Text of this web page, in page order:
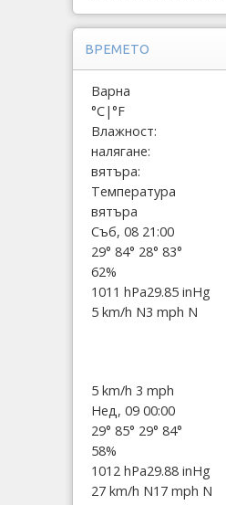
ВРЕМЕТО
Варна
°C|°F
Влажност:
налягане:
вятъра:
Температура
вятъра
Съб, 08 21:00
29° 84° 28° 83°
62%
1011 hPa29.85 inHg
5 km/h N3 mph N
5 km/h 3 mph
Нед, 09 00:00
29° 85° 29° 84°
58%
1012 hPa29.88 inHg
27 km/h N17 mph N